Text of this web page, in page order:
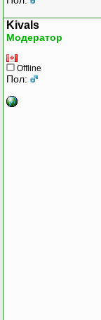
Kivals
Модератор
Offline
Пол: